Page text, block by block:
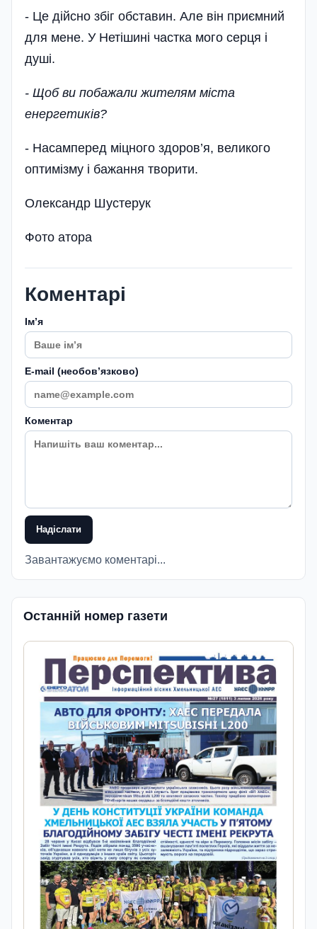
- Це дійсно збіг обставин. Але він приємний
для мене. У Нетішині частка мого серця і
душі.
- Щоб ви побажали жителям міста
енергетиків?
- Насамперед міцного здоров’я, великого
оптимізму і бажання творити.
Олександр Шустерук
Фото атора
Коментарі
Імʼя
E-mail (необовʼязково)
Коментар
Надіслати
Завантажуємо коментарі...
Останній номер газети